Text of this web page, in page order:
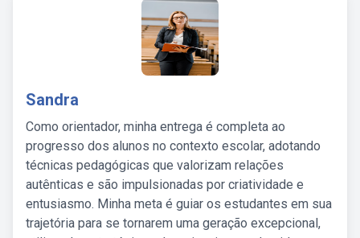
Sandra
Como orientador, minha entrega é completa ao
progresso dos alunos no contexto escolar, adotando
técnicas pedagógicas que valorizam relações
autênticas e são impulsionadas por criatividade e
entusiasmo. Minha meta é guiar os estudantes em sua
trajetória para se tornarem uma geração excepcional,